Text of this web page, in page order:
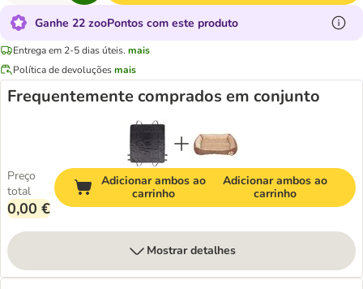
Ganhe 22 zooPontos com este produto
Entrega em 2-5 dias úteis. mais
Política de devoluçõesmais
Frequentemente comprados em conjunto
Preço
total
0,00 €
Adicionar ambos ao
carrinho
Adicionar ambos ao
carrinho
Mostrar detalhes